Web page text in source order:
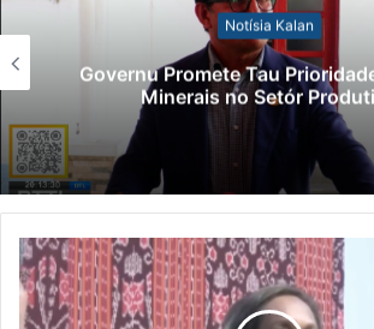
Notísia Kalan
Governu Promete Tau
Minerais no Setór